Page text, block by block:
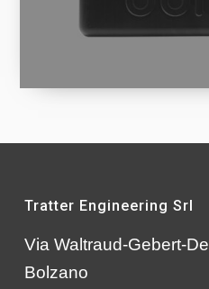
Tratter Engineering Srl
Via Waltraud-Gebert-
Bolzano